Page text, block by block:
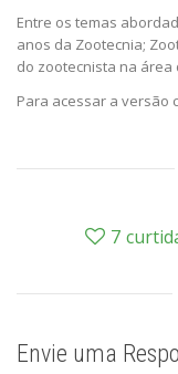
Entre os temas
anos da Zootecnia;
do zootecnista na
Para acessar a versão
7
Envie uma